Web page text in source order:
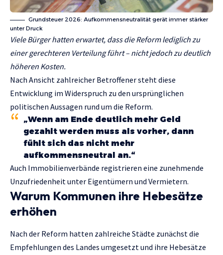
Grundsteuer 2026: Aufkommensneutralität gerät immer stärker
unter Druck
Viele Bürger hatten erwartet, dass die Reform lediglich zu
einer gerechteren Verteilung führt – nicht jedoch zu deutlich
höheren Kosten.
Nach Ansicht zahlreicher Betroffener steht diese
Entwicklung im Widerspruch zu den ursprünglichen
politischen Aussagen rund um die Reform.
„Wenn am Ende deutlich mehr Geld
gezahlt werden muss als vorher, dann
fühlt sich das nicht mehr
aufkommensneutral an.“
Auch Immobilienverbände registrieren eine zunehmende
Unzufriedenheit unter Eigentümern und Vermietern.
Warum Kommunen ihre Hebesätze
erhöhen
Nach der Reform hatten zahlreiche Städte zunächst die
Empfehlungen des Landes umgesetzt und ihre Hebesätze